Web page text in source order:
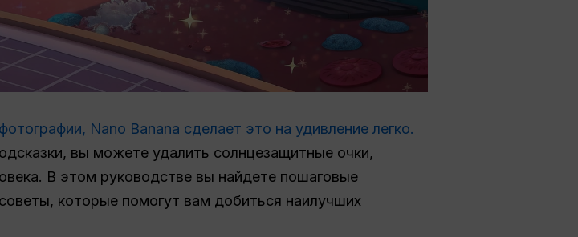
Nano Banana сделает это на удивление легко.
вы можете удалить солнцезащитные очки,
В этом руководстве вы найдете пошаговые
которые помогут вам добиться наилучших